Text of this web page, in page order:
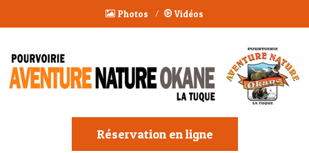
Photos / Vidéos
Réservation en ligne